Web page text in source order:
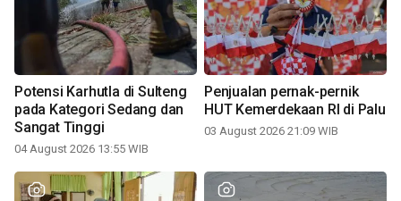
Potensi Karhutla di Sulteng
pada Kategori Sedang dan
Sangat Tinggi
04 August 2026 13:55 WIB
Penjualan pernak-pernik
HUT Kemerdekaan RI di Palu
03 August 2026 21:09 WIB